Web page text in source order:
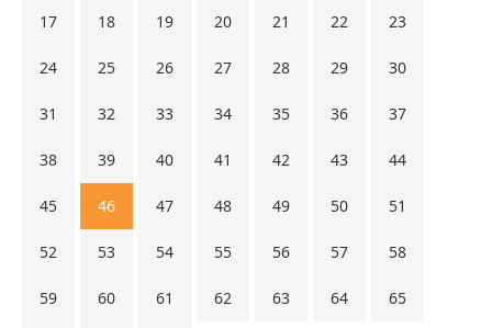
17 18 19 20 21 22 23
24 25 26 27 28 29 30
31 32 33 34 35 36 37
38 39 40 41 42 43 44
45 46 47 48 49 50 51
52 53 54 55 56 57 58
59 60 61 62 63 64 65